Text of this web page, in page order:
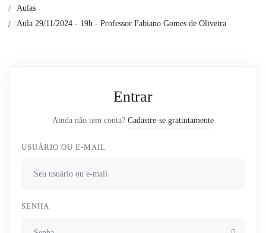
Aulas
Aula 29/11/2024 - 19h - Professor Fabiano Gomes de Oliveira
Entrar
Ainda não tem conta? Cadastre-se gratuitamente
USUÁRIO OU E-MAIL
SENHA